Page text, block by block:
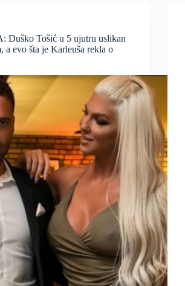
Duško Tošić u 5 ujutru uslikan
a evo šta je Karleuša rekla o